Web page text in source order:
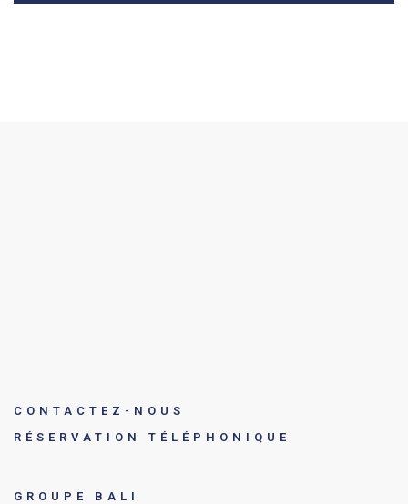
CONTACTEZ-NOUS
RÉSERVATION TÉLÉPHONIQUE
GROUPE BALI